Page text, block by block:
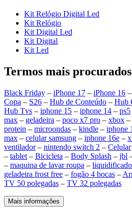
Kit Relógio Digital Led
Kit Relógio
Kit Digital Led
Kit Digital
Kit Led
Termos mais procurados
Black Friday – iPhone 17 – iPhone 16 –
Copa – S26 – Hub de Conteúdo – Hub
Hub Tvs – iphone 15 – iphone 14 – ps5
max – geladeira – poco x7 pro – xbox –
protein – microondas – kindle – iphone
max – celular samsung – iphone 16e –
ventilador– nintendo switch 2 – Celular
– tablet – Bicicleta – Body Splash – jbl
– maquina de lavar roupa –
geladeira frost free – fogão 4 bocas –
TV 50 polegadas – TV 32 polegadas
Mais informações